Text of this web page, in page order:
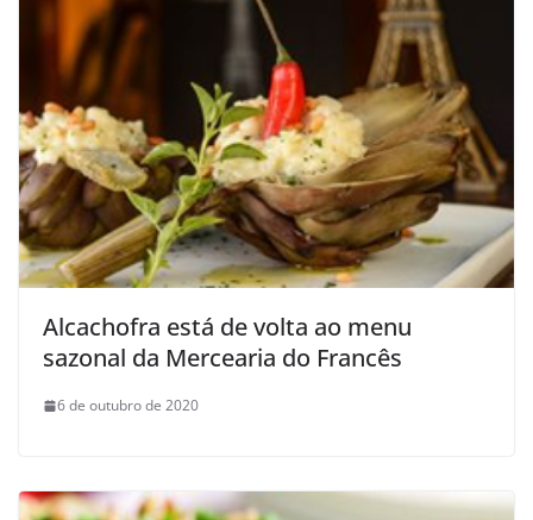
Alcachofra está de volta ao menu
sazonal da Mercearia do Francês
6 de outubro de 2020